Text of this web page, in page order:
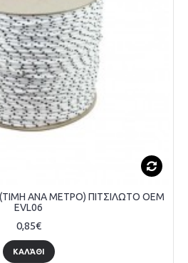
ΑΝΑ ΜΕΤΡΟ) ΠΙΤΣΙΛΩΤΟ OEM
EVL06
0,85€
ΚΑΛΆΘΙ